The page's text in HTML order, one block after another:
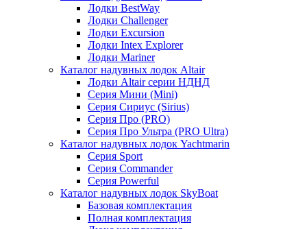
Лодки BestWay
Лодки Challenger
Лодки Excursion
Лодки Intex Explorer
Лодки Mariner
Каталог надувных лодок Altair
Лодки Altair серии НДНД
Серия Мини (Mini)
Серия Сириус (Sirius)
Серия Про (PRO)
Серия Про Ультра (PRO Ultra)
Каталог надувных лодок Yachtmarin
Серия Sport
Серия Commander
Серия Powerful
Каталог надувных лодок SkyBoat
Базовая комплектация
Полная комплектация